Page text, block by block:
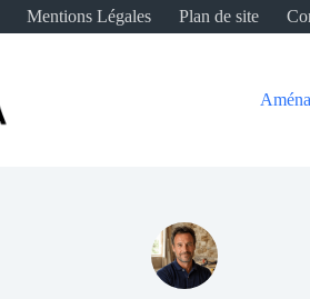
Mentions Légales Plan de site